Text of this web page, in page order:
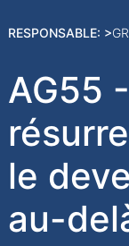
RESPONSABLE: >
AG55
le
au-